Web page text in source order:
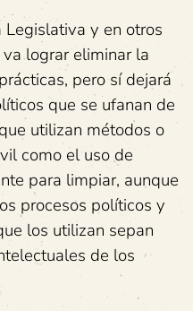
y en otros
lograr eliminar la
pero sí dejará
que se ufanan de
utilizan métodos o
como el uso de
para limpiar, aunque
procesos políticos y
los utilizan sepan
de los